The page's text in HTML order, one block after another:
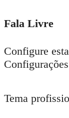
Fala Livre
Configure
Tema